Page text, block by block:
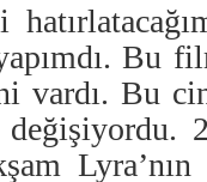
Bu
vardı. Bu